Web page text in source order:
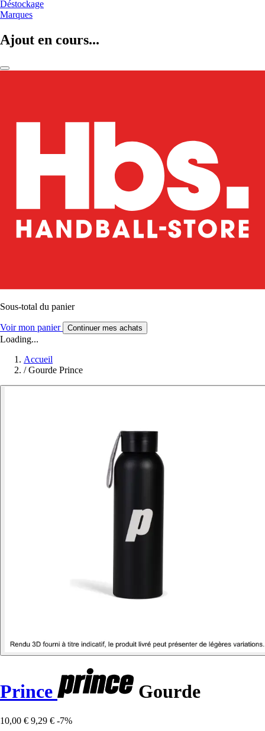
Déstockage
Marques
Ajout en cours...
Sous-total du panier
Voir mon panier Continuer mes achats
Loading...
Accueil
/ Gourde Prince
Prince Gourde
10,00 € 9,29 € -7%